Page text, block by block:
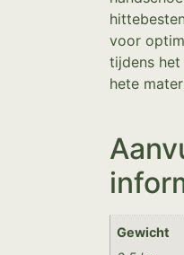
voor
tijdens
hete
Gewicht